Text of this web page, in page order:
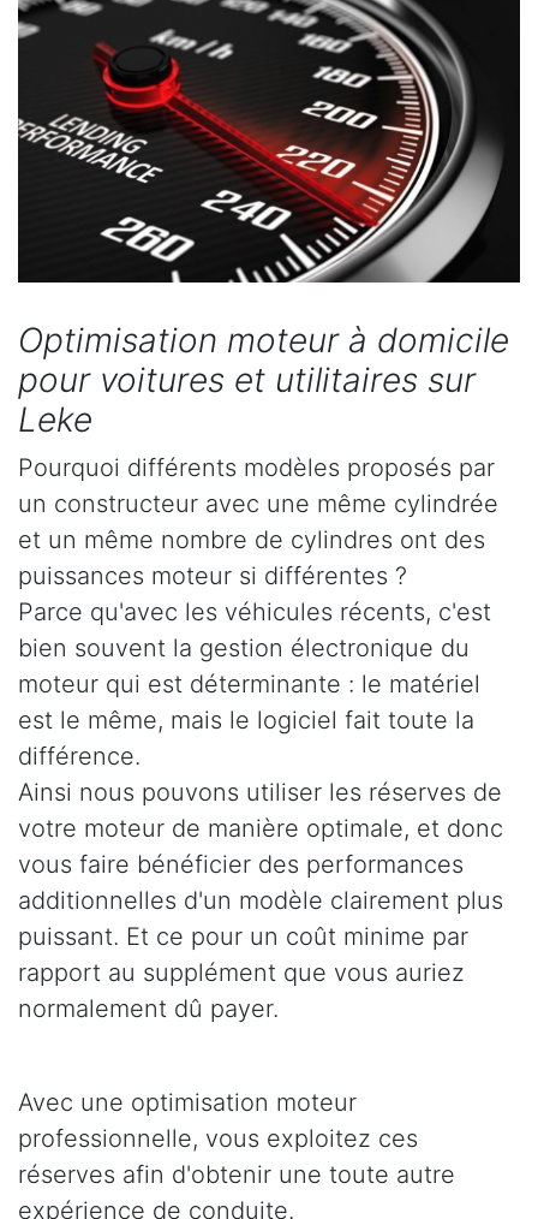
Optimisation moteur à domicile
pour voitures et utilitaires sur
Leke
Pourquoi différents modèles proposés par
un constructeur avec une même cylindrée
et un même nombre de cylindres ont des
puissances moteur si différentes ?
Parce qu'avec les véhicules récents, c'est
bien souvent la gestion électronique du
moteur qui est déterminante : le matériel
est le même, mais le logiciel fait toute la
différence.
Ainsi nous pouvons utiliser les réserves de
votre moteur de manière optimale, et donc
vous faire bénéficier des performances
additionnelles d'un modèle clairement plus
puissant. Et ce pour un coût minime par
rapport au supplément que vous auriez
normalement dû payer.
Avec une optimisation moteur
professionnelle, vous exploitez ces
réserves afin d'obtenir une toute autre
expérience de conduite.